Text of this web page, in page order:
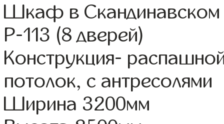
Шкаф в Скандинавском
Р-113 (8 дверей)
Конструкция-
потолок, с антресолями
Ширина 3200мм